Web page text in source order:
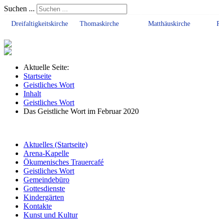
Suchen ...
Dreifaltigkeitskirche Thomaskirche Matthäuskirche
Aktuelle Seite:
Startseite
Geistliches Wort
Inhalt
Geistliches Wort
Das Geistliche Wort im Februar 2020
Aktuelles (Startseite)
Arena-Kapelle
Ökumenisches Trauercafé
Geistliches Wort
Gemeindebüro
Gottesdienste
Kindergärten
Kontakte
Kunst und Kultur